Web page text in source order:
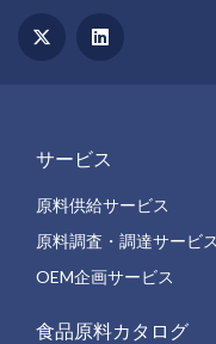
サービス
原料供給サービス
原料調査・調達サービス
OEM企画サービス
食品原料カタログ